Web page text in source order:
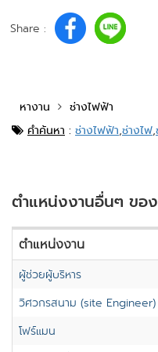
Share :
หางาน
ช่างไฟฟ้า
คำค้นหา : ช่างไฟฟ้า,ช่างไฟ,
ตำแหน่งงานอื่นๆ ขอ
ตำแหน่งงาน
ผู้ช่วยผู้บริหาร
วิศวกรสนาม (site Engineer)
โฟร์แมน